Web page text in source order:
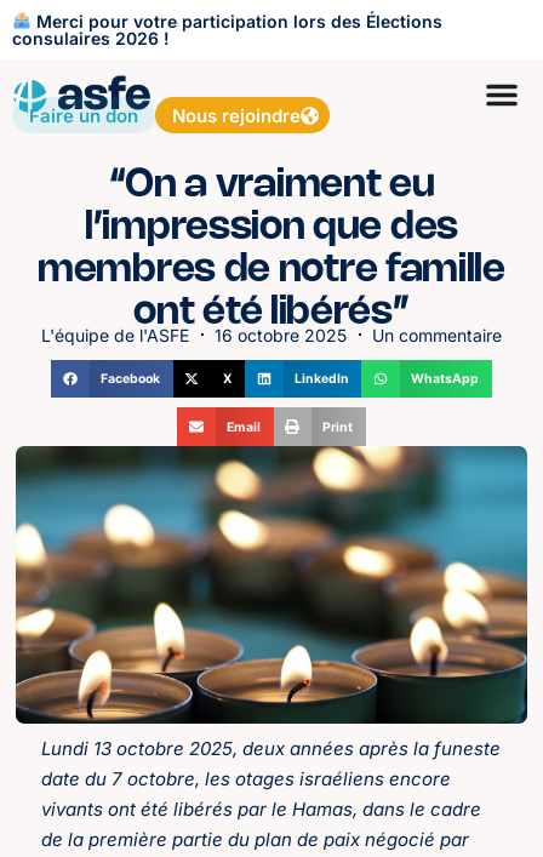
Merci pour votre participation lors des Élections
consulaires 2026 !
Faire un don Nous rejoindre
“On a vraiment eu
l’impression que des
membres de notre famille
ont été libérés”
L'équipe de l'ASFE 16 octobre 2025 Un commentaire
Facebook X LinkedIn WhatsApp
Email Print
Lundi 13 octobre 2025, deux années après la funeste
date du 7 octobre, les otages israéliens encore
vivants ont été libérés par le Hamas, dans le cadre
de la première partie du plan de paix négocié par